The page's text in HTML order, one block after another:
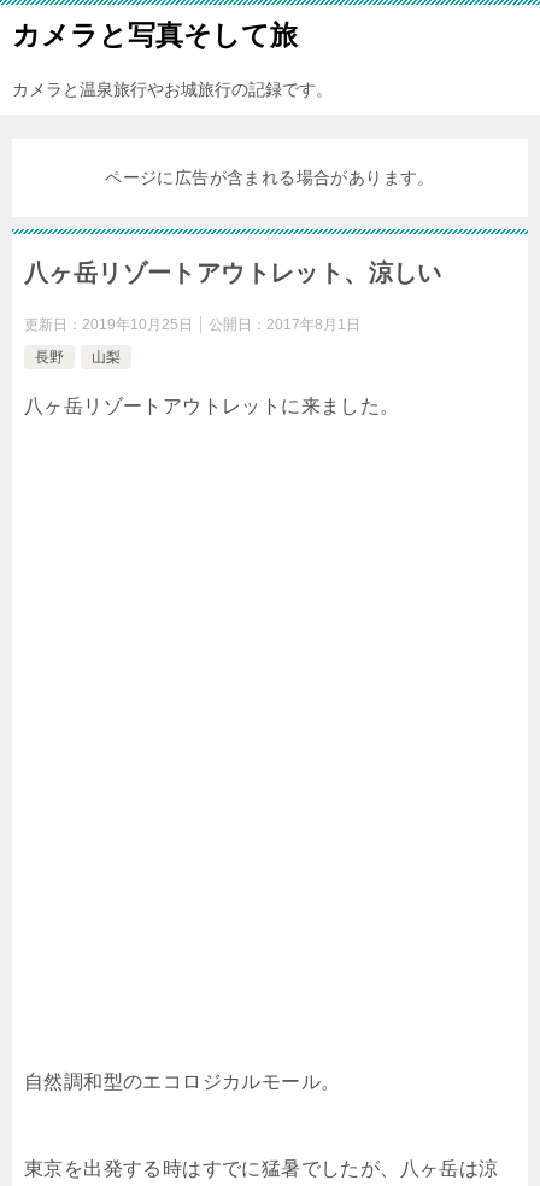
カメラと写真そして旅
カメラと温泉旅行やお城旅行の記録です。
ページに広告が含まれる場合があります。
八ヶ岳リゾートアウトレット、涼しい
更新日： 2019年10月25日 公開日： 2017年8月1日
長野
山梨
八ヶ岳リゾートアウトレットに来ました。
自然調和型のエコロジカルモール。
東京を出発する時はすでに猛暑でしたが、八ヶ岳は涼